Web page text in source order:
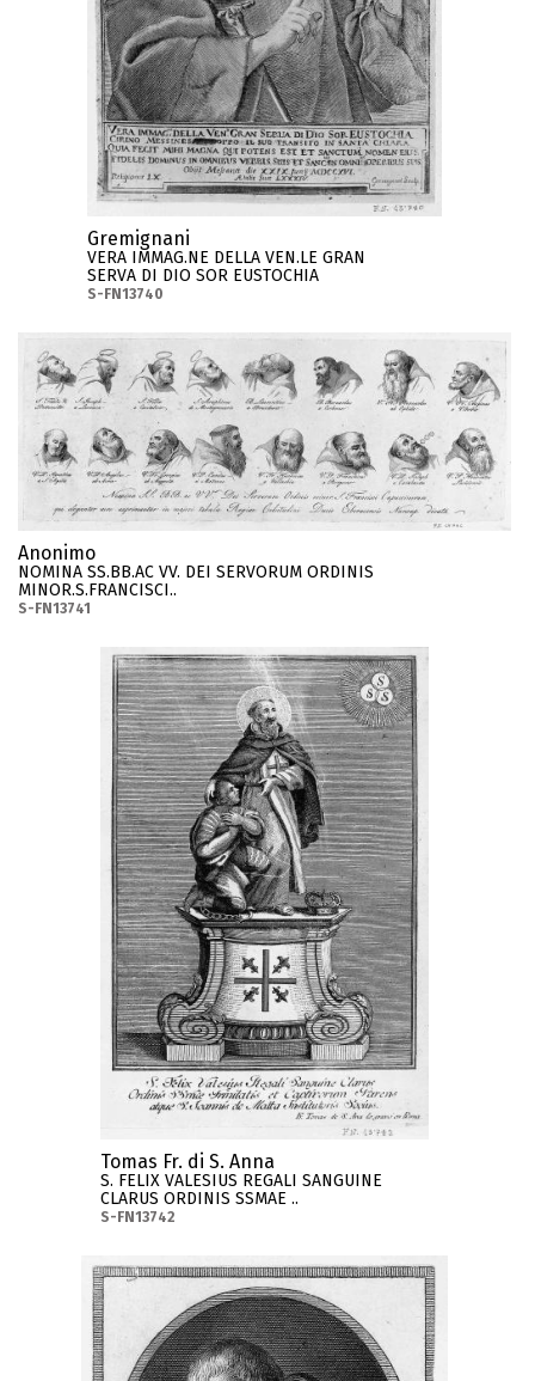
Gremignani
VERA IMMAG.NE DELLA VEN.LE GRAN
SERVA DI DIO SOR EUSTOCHIA
S-FN13740
Anonimo
NOMINA SS.BB.AC VV. DEI SERVORUM ORDINIS
MINOR.S.FRANCISCI..
S-FN13741
Tomas Fr. di S. Anna
S. FELIX VALESIUS REGALI SANGUINE
CLARUS ORDINIS SSMAE ..
S-FN13742